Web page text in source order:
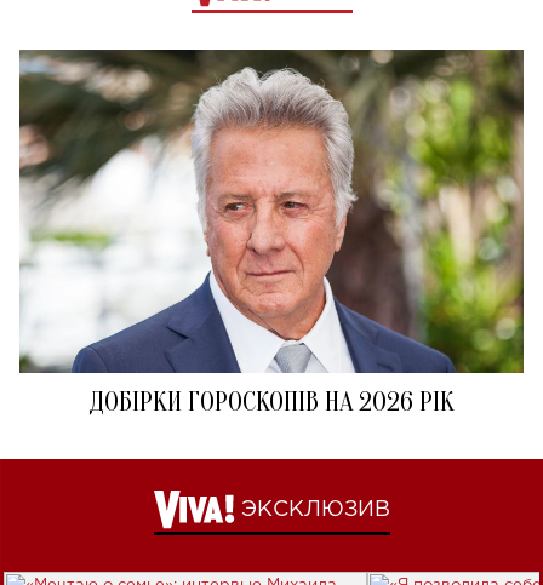
ДОБІРКИ ГОРОСКОПІВ НА 2026 РІК
ЭКСКЛЮЗИВ